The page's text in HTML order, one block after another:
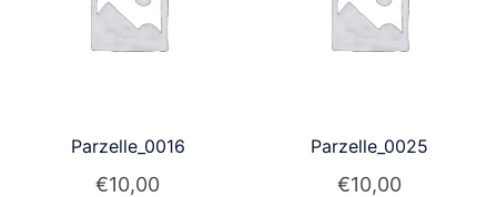
Parzelle_0016
€10,00
Parzelle_0025
€10,00